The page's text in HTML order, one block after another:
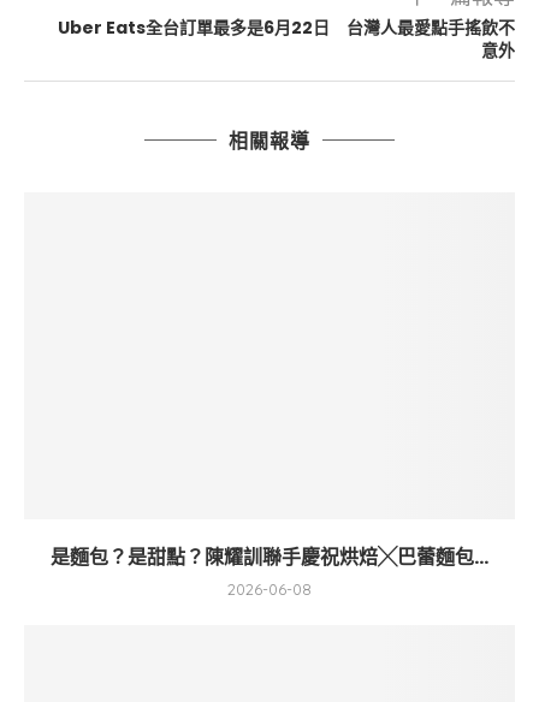
Uber Eats全台訂單最多是6月22日 台灣人最愛點手搖飲不
意外
相關報導
是麵包？是甜點？陳耀訓聯手慶祝烘焙╳巴蕾麵包...
2026-06-08